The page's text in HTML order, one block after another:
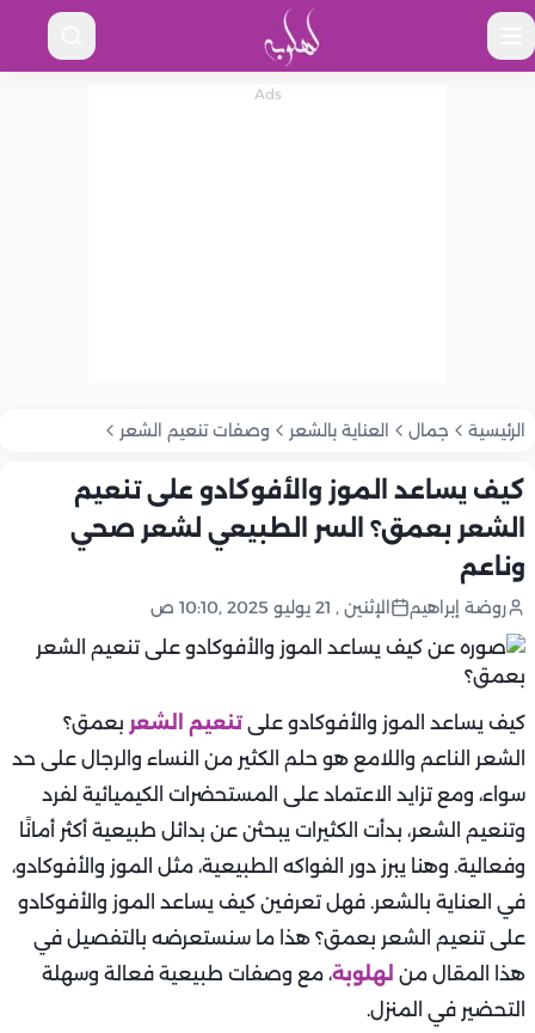
الرئيسية جمال العناية بالشعر وصفات تنعيم الشعر
كيف يساعد الموز والأفوكادو على تنعيم
الشعر بعمق؟ السر الطبيعي لشعر صحي
وناعم
روضة إبراهيم الإثنين , 21 يوليو 2025 ,10:10 ص
كيف يساعد الموز والأفوكادو على تنعيم الشعر بعمق؟
الشعر الناعم واللامع هو حلم الكثير من النساء والرجال على حد
سواء، ومع تزايد الاعتماد على المستحضرات الكيميائية لفرد
وتنعيم الشعر، بدأت الكثيرات يبحثن عن بدائل طبيعية أكثر أمانًا
وفعالية. وهنا يبرز دور الفواكه الطبيعية، مثل الموز والأفوكادو،
في العناية بالشعر. فهل تعرفين كيف يساعد الموز والأفوكادو
على تنعيم الشعر بعمق؟ هذا ما سنستعرضه بالتفصيل في
هذا المقال من لهلوبة، مع وصفات طبيعية فعالة وسهلة
التحضير في المنزل.